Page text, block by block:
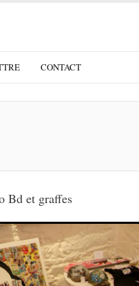
CONTACT
et graffes